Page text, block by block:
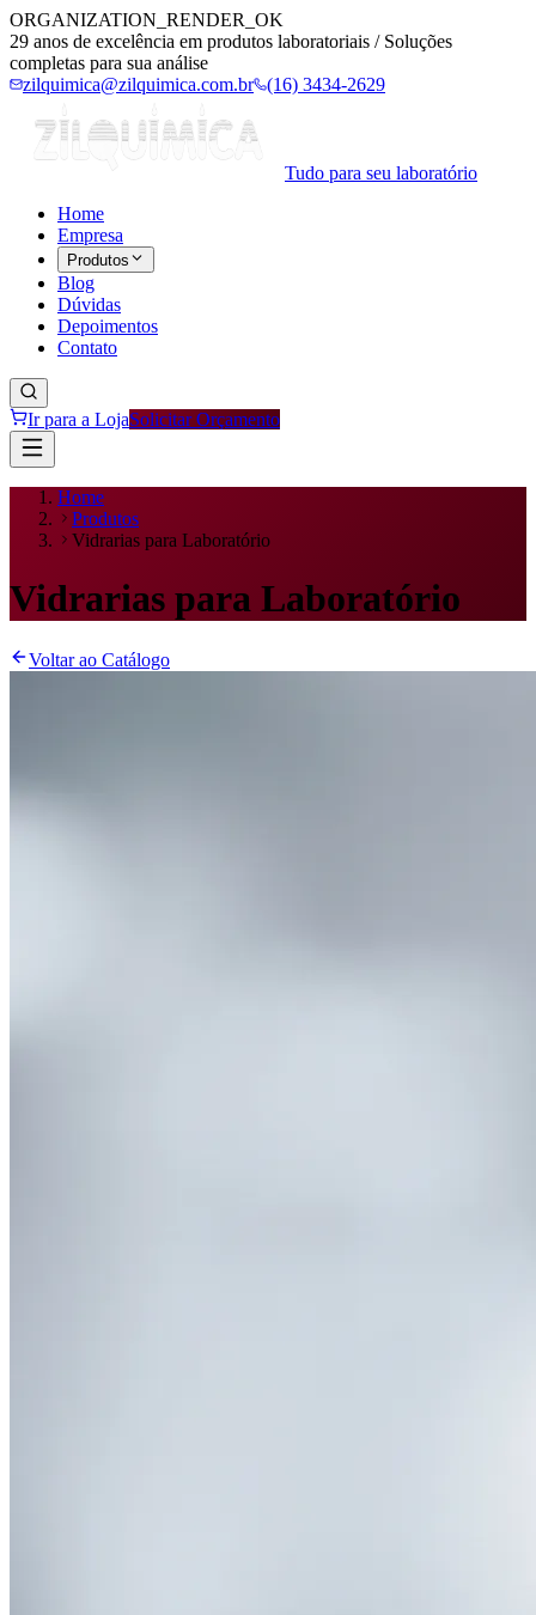
ORGANIZATION_RENDER_OK
29 anos de excelência em produtos laboratoriais / Soluções
completas para sua análise
zilquimica@zilquimica.com.br
(16) 3434-2629
Tudo para seu laboratório
Home
Empresa
Produtos
Blog
Dúvidas
Depoimentos
Contato
Ir para a LojaSolicitar Orçamento
Home
Produtos
Vidrarias para Laboratório
Vidrarias para Laboratório
Voltar ao Catálogo